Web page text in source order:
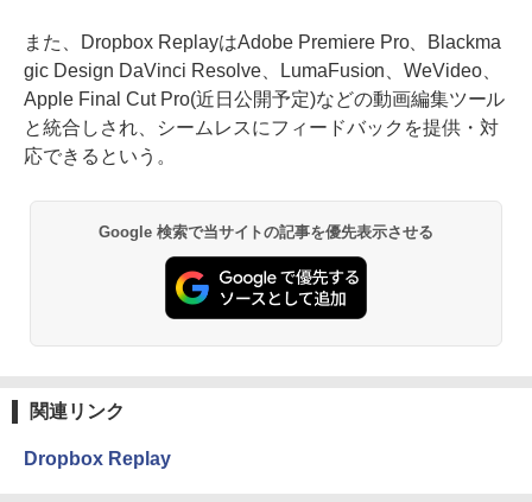
また、Dropbox ReplayはAdobe Premiere Pro、Blackma
gic Design DaVinci Resolve、LumaFusion、WeVideo、
Apple Final Cut Pro(近日公開予定)などの動画編集ツール
と統合しされ、シームレスにフィードバックを提供・対
応できるという。
Google 検索で当サイトの記事を優先表示させる
関連リンク
Dropbox Replay